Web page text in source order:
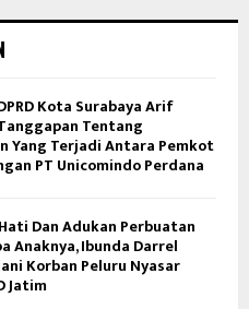
Kota Surabaya Arif
Tentang
Yang Terjadi Antara Pemkot
PT Unicomindo Perdana
Dan Adukan Perbuatan
Anaknya, Ibunda Darrel
Korban Peluru Nyasar
Jatim